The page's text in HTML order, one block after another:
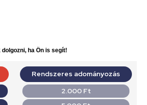
ha Ön is segít!